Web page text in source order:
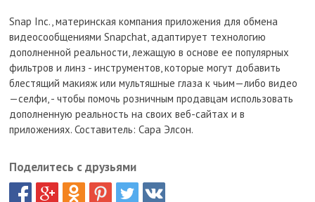
Snap Inc., материнская компания приложения для обмена
видеосообщениями Snapchat, адаптирует технологию
дополненной реальности, лежащую в основе ее популярных
фильтров и линз - инструментов, которые могут добавить
блестящий макияж или мультяшные глаза к чьим—либо видео
—селфи, - чтобы помочь розничным продавцам использовать
дополненную реальность на своих веб-сайтах и в
приложениях. Составитель: Сара Элсон.
Поделитесь с друзьями